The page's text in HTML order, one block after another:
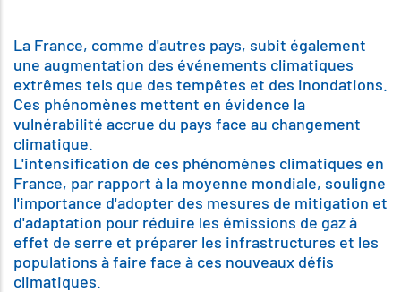
La France, comme d'autres pays, subit également
une augmentation des événements climatiques
extrêmes tels que des tempêtes et des inondations.
Ces phénomènes mettent en évidence la
vulnérabilité accrue du pays face au changement
climatique.
L'intensification de ces phénomènes climatiques en
France, par rapport à la moyenne mondiale, souligne
l'importance d'adopter des mesures de mitigation et
d'adaptation pour réduire les émissions de gaz à
effet de serre et préparer les infrastructures et les
populations à faire face à ces nouveaux défis
climatiques.